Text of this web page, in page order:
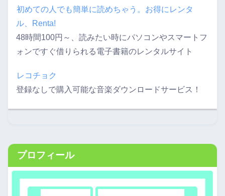
初めての人でも簡単に読めちゃう。お得にレンタ
ル、Renta!
48時間100円～、読みたい時にパソコンやスマートフ
ォンですぐ借りられる電子書籍のレンタルサイト
レコチョク
登録なしで購入可能な音楽ダウンロードサービス！
プロフィール